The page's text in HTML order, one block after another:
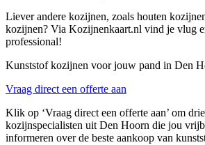
Liever andere kozijnen, zoals houten
kozijnen? Via Kozijnenkaart.nl vind je vlug
professional!
Kunststof kozijnen voor jouw pand in Den
Vraag direct een offerte aan
Klik op ‘Vraag direct een offerte aan’ om
kozijnspecialisten uit Den Hoorn die jou
informeren over de beste aankoop van